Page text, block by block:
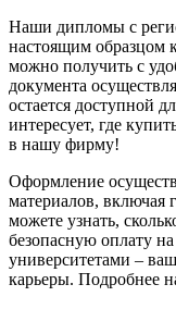
Наши дипломы с
настоящим образцом
можно получить с
документа
остается доступной
интересует, где
в нашу фирму!
Оформление
материалов, включая
можете узнать,
безопасную оплату
университетами –
карьеры. Подробнее